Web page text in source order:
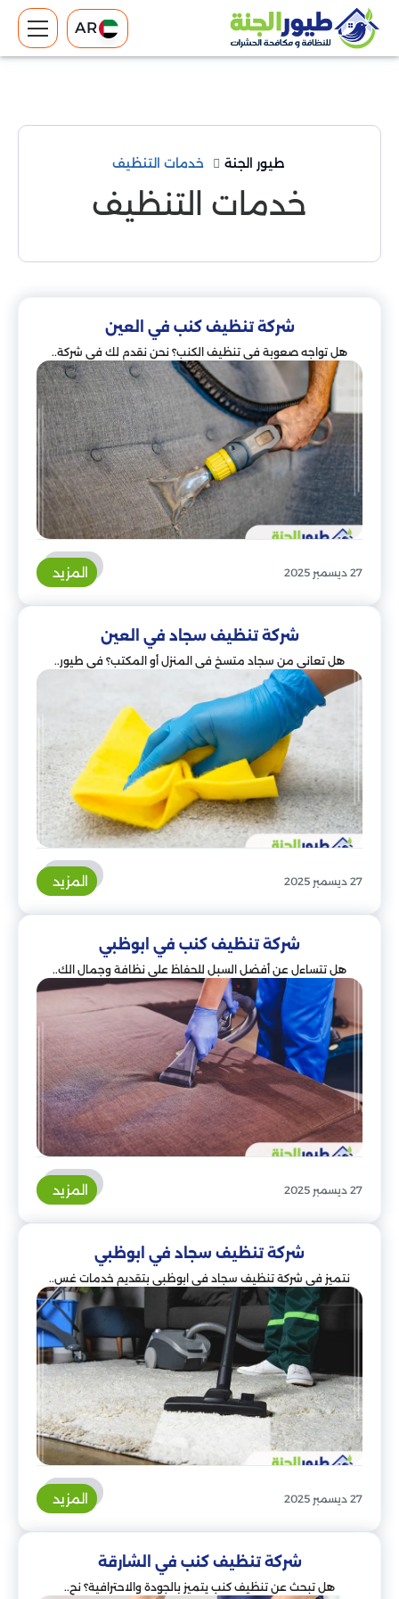
AR
طيور الجنة خدمات التنظيف
خدمات التنظيف
شركة تنظيف كنب في العين
هل تواجه صعوبة في تنظيف الكنب؟ نحن نقدم لك في شركة..
27 ديسمبر 2025 المزيد
شركة تنظيف سجاد في العين
هل تعاني من سجاد متسخ في المنزل أو المكتب؟ في طيور..
27 ديسمبر 2025 المزيد
شركة تنظيف كنب في ابوظبي
هل تتساءل عن أفضل السبل للحفاظ على نظافة وجمال الك..
27 ديسمبر 2025 المزيد
شركة تنظيف سجاد في ابوظبي
نتميز في شركة تنظيف سجاد في ابوظبي بتقديم خدمات غس..
27 ديسمبر 2025 المزيد
شركة تنظيف كنب في الشارقة
هل تبحث عن تنظيف كنب يتميز بالجودة والاحترافية؟ نح..